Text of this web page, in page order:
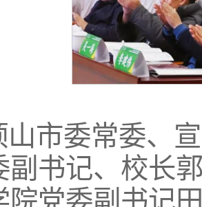
山市委常委、
副书记、校长